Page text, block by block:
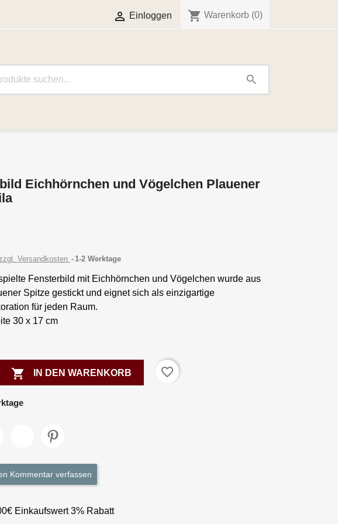
 Einloggen shopping_cart Warenkorb (0)
search
Eichhörnchen und Vögelchen Plauener
Versandkosten 1-2 Werktage
Fensterbild mit Eichhörnchen und Vögelchen wurde aus
Spitze gestickt und eignet sich als einzigartige
für jeden Raum.
30 x 17 cm
 IN DEN WARENKORB favorite_border
Kommentar verfassen
Einkaufswert 3% Rabatt